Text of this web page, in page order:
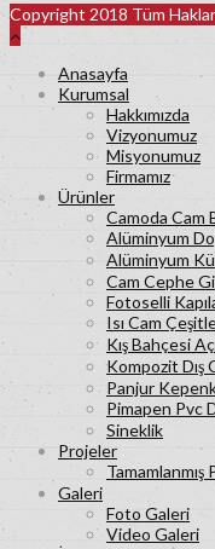
Copyright 2018 Tüm
Anasayfa
Kurumsal
Hakkımızda
Vizyonumuz
Misyonumuz
Firmamız
Ürünler
Camoda Cam
Alüminyum
Alüminyum
Cam Cephe
Fotoselli
Isı Cam
Kış Bahçesi
Kompozit Dış
Panjur
Pimapen Pvc
Sineklik
Projeler
Tamamlanmış
Galeri
Foto Galeri
Video Galeri